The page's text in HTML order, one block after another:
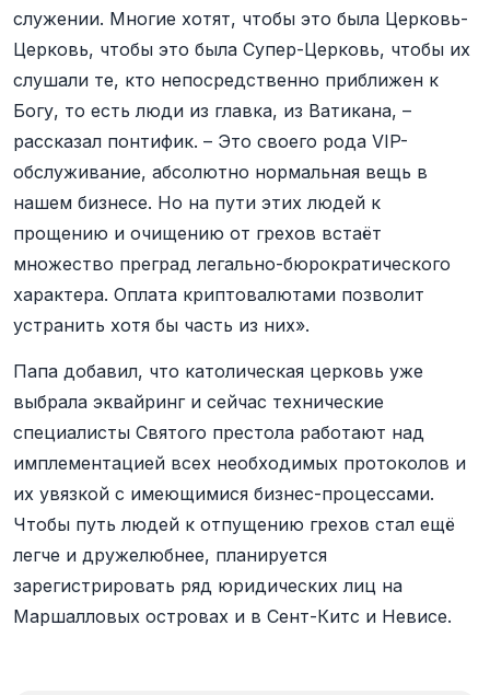
служении. Многие хотят, чтобы это была Церковь-
Церковь, чтобы это была Супер-Церковь, чтобы их
слушали те, кто непосредственно приближен к
Богу, то есть люди из главка, из Ватикана, –
рассказал понтифик. – Это своего рода VIP-
обслуживание, абсолютно нормальная вещь в
нашем бизнесе. Но на пути этих людей к
прощению и очищению от грехов встаёт
множество преград легально-бюрократического
характера. Оплата криптовалютами позволит
устранить хотя бы часть из них».
Папа добавил, что католическая церковь уже
выбрала эквайринг и сейчас технические
специалисты Святого престола работают над
имплементацией всех необходимых протоколов и
их увязкой с имеющимися бизнес-процессами.
Чтобы путь людей к отпущению грехов стал ещё
легче и дружелюбнее, планируется
зарегистрировать ряд юридических лиц на
Маршалловых островах и в Сент-Китс и Невисе.